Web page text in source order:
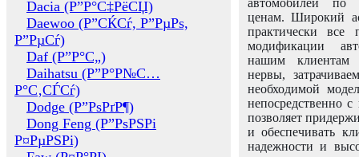
Dacia (Р”Р°С‡РёСЏ)
Daewoo (Р”СЌСѓ, Р”РµРѕ,
Р”РµСѓ)
Daf (Р”Р°С„)
Daihatsu (Р”Р°Р№С…
Р°С‚СЃСѓ)
Dodge (Р”РѕРґР¶)
Dong Feng (Р”РѕРЅРі
Р¤РµРЅРі)
автомобилей
ценам. Широкий
практически все
модификации
нашим клиентам
нервы,
необходимой
непосредственно
позволяет
и обеспечивать
надежности и